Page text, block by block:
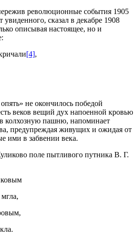
революционные события 1905
сказал в декабре 1908
описывая настоящее, но и
[4],
не окончилось победой
веков вещий дух напоенной кровью
колхозную пашню, напоминает
предупреждая живущих и ожидая от
ими в забвении века.
поле пытливого путника В. Г.